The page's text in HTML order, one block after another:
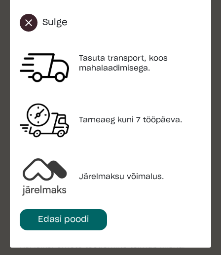
Sulge
Tasuta transport, koos
mahalaadimisega.
Tarneaeg kuni 7 tööpäeva.
Järelmaksu võimalus.
Edasi poodi
töötlejatele (nt transporditeenuse pakkuja ja
andmemajutus) toimub veebipoe ja volitatud
Volitatud töötlejaid on kohustatud tagama
isikuandmete töötlemisel asjakohased
kaitsemeetmed.
Isikuandmetega tutvumine ja parandamine
Isikuandmetega saab tutvuda ja teha
parandusi veebipoe kasutajaprofiilis. Kui ost
tutvuda isikuandmetega klinditoe vahendusel.
Kui isikuandetega tutvumise taotlus on
esitatud elektrooniliselt, esitatakse ka teave
üldkasutatavate elektrooniliste vahendite
kaudu.
Nõusoleku tagasivõtmine
Kui isikundmete töötlemine toimub kliendi